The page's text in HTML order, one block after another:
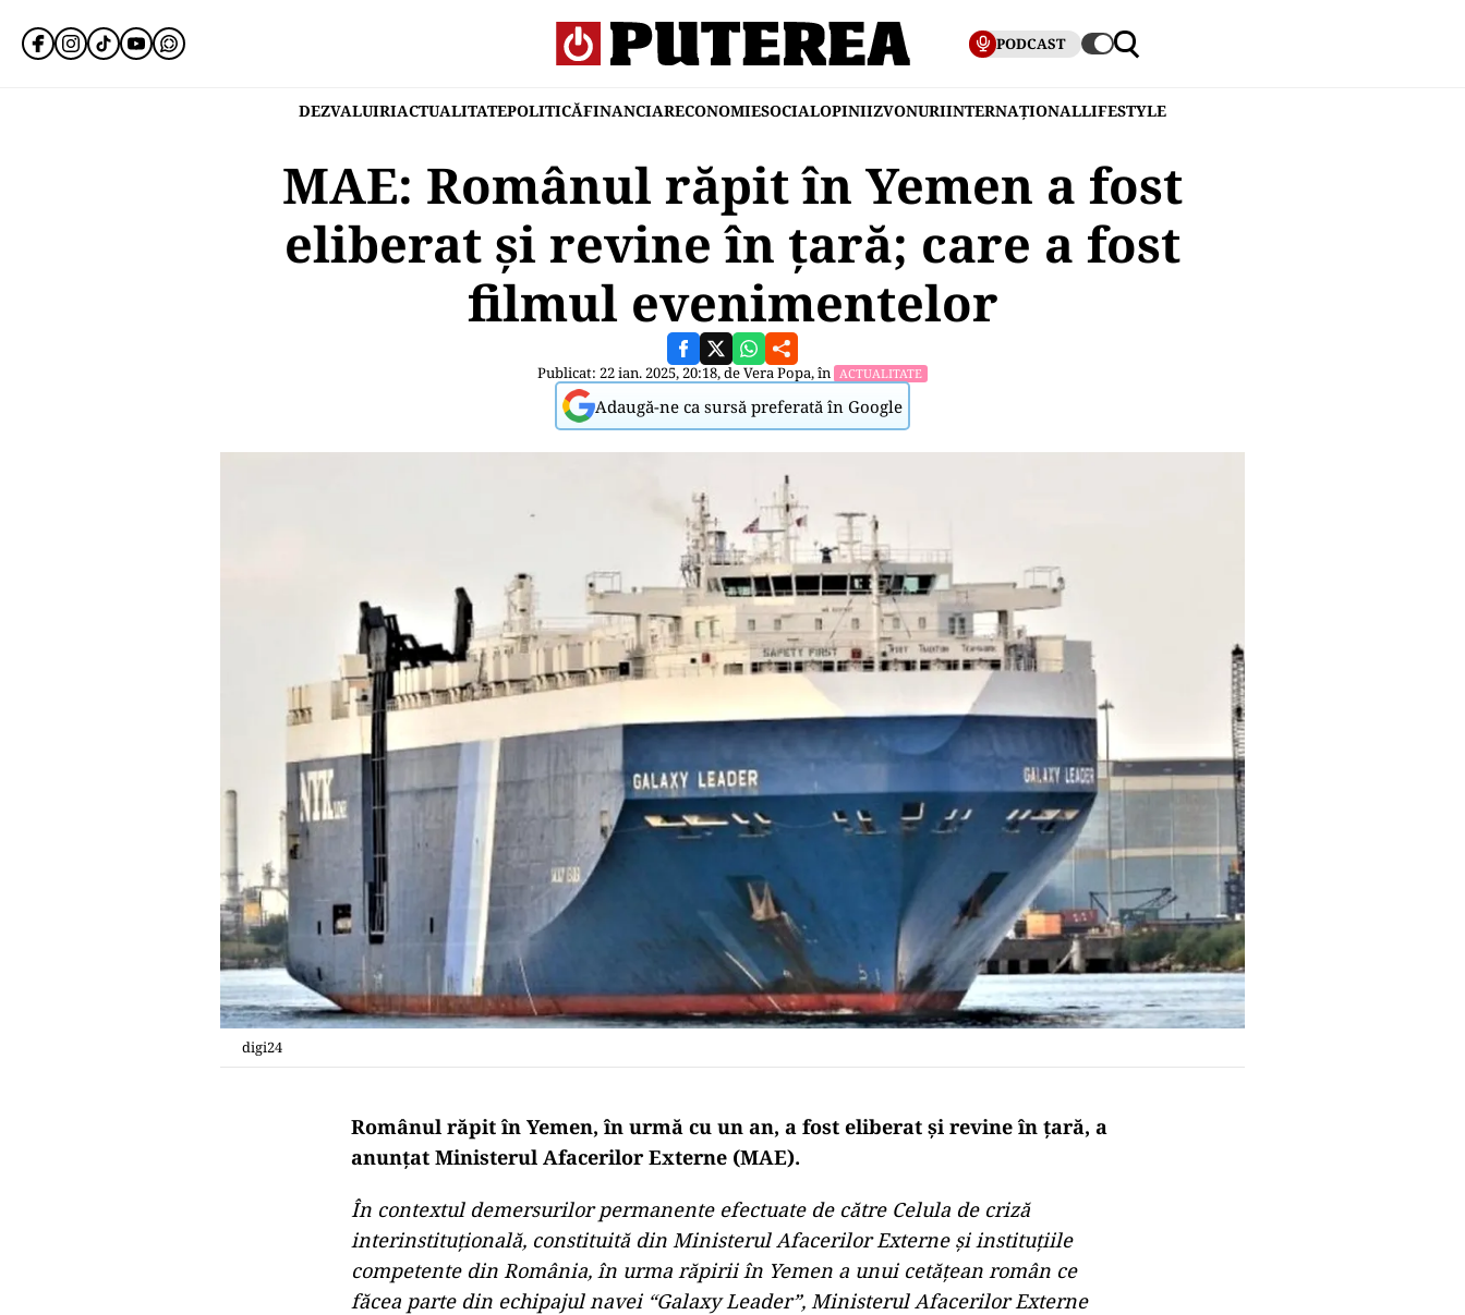
PODCAST
DEZVALUIRIACTUALITATEPOLITICĂFINANCIARECONOMIESOCIALOPINIIZVONURIINTERNAȚIONALLIFESTYLE
MAE: Românul răpit în Yemen a fost
eliberat și revine în țară; care a fost
filmul evenimentelor
Publicat: 22 ian. 2025, 20:18, deVera Popa, în ACTUALITATE
Adaugă-ne ca sursă preferată în Google
digi24
Românul răpit în Yemen, în urmă cu un an, a fost eliberat și revine în țară, a
anunțat Ministerul Afacerilor Externe (MAE).
În contextul demersurilor permanente efectuate de către Celula de criză
interinstituțională, constituită din Ministerul Afacerilor Externe și instituţiile
competente din România, în urma răpirii în Yemen a unui cetățean român ce
făcea parte din echipajul navei “Galaxy Leader”, Ministerul Afacerilor Externe